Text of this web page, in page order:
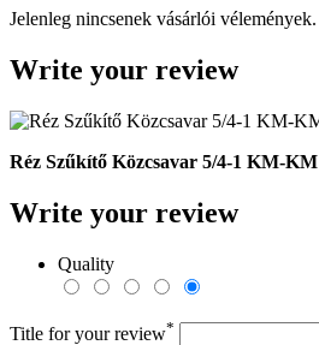
Jelenleg nincsenek vásárlói vélemények.
Write your review
Réz Szűkítő Közcsavar 5/4-1 KM-KM
Write your review
Quality
Title for your review*